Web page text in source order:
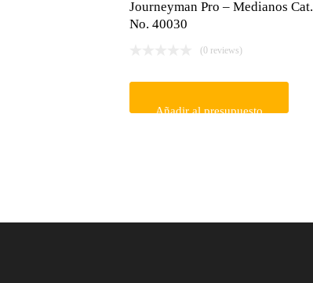
Journeyman Pro – Medianos Cat.
No. 40030
(0 reviews)
Añadir al presupuesto